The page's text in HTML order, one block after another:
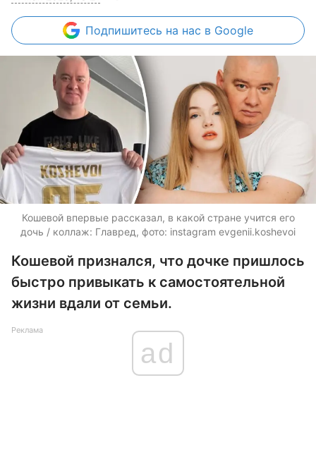
Подпишитесь на нас в Google
Кошевой впервые рассказал, в какой стране учится его
дочь / коллаж: Главред, фото: instagram evgenii.koshevoi
Кошевой признался, что дочке пришлось
быстро привыкать к самостоятельной
жизни вдали от семьи.
Реклама
ad